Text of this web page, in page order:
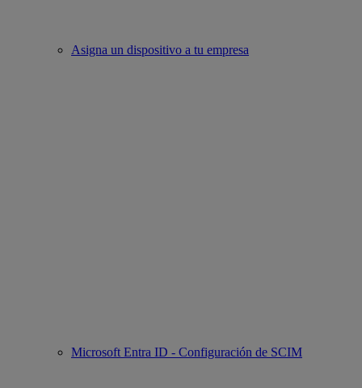
Asigna un dispositivo a tu empresa
Microsoft Entra ID - Configuración de SCIM